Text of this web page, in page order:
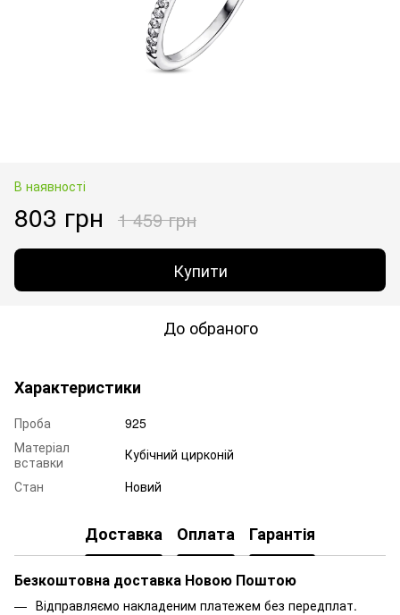
В наявності
803 грн 1 459 грн
Купити
До обраного
Характеристики
Проба
925
Матеріал
вставки
Кубічний цирконій
Стан
Новий
Доставка Оплата Гарантія
Безкоштовна доставка Новою Поштою
Відправляємо накладеним платежем без передплат.